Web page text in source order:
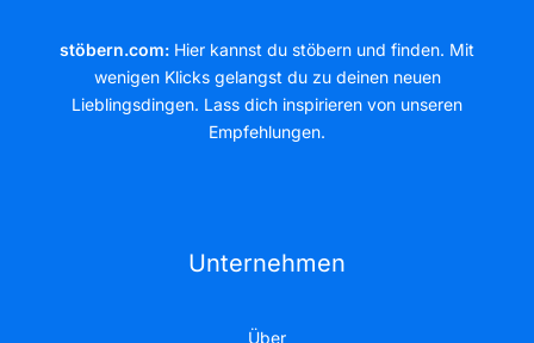
stöbern.com: Hier kannst du stöbern und finden. Mit
wenigen Klicks gelangst du zu deinen neuen
Lieblingsdingen. Lass dich inspirieren von unseren
Empfehlungen.
Unternehmen
Über